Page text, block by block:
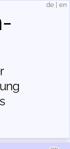
de en